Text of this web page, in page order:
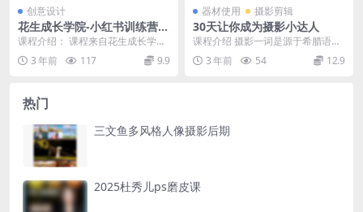
创意设计
花生成长学院-小红书训练营8
期
课程介绍： 课程来自花生成长学院
的小红书训练营(第8期)，价值2000
元。一套适...
3 年前 117 9.9
器材使用 摄影剪辑
30天让你成为摄影小达人
课程介绍 摄影一词是源于希腊语，
两字一起的意思是“以光线绘图”。摄
影是指使用某种...
3 年前 54 12.9
热门
三文鱼多风格人像摄影后期
2025杜秀儿ps磨皮课